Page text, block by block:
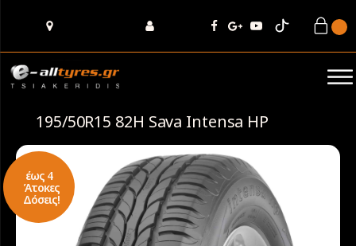
195/50R15 82H Sava Intensa HP
έως 4
Άτοκες
Δόσεις!